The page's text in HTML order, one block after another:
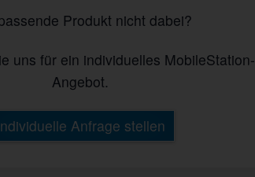
Produkt nicht dabei?
uns für ein individuelles MobileStation-
Angebot.
Anfrage stellen